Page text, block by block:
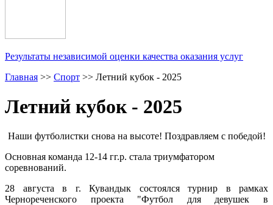
Результаты независимой оценки качества оказания услуг
Главная >> Спорт >> Летний кубок - 2025
Летний кубок - 2025
Наши футболистки снова на высоте! Поздравляем с победой!
Основная команда 12-14 гг.р. стала триумфатором
соревнований.
28 августа в г. Кувандык состоялся турнир в рамках
Чернореченского проекта "Футбол для девушек в